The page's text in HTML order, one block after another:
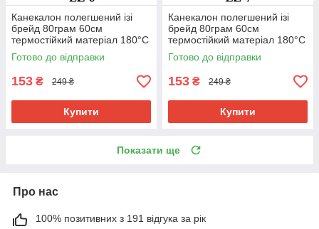
Канекалон полегшений ізі
брейд 80грам 60см
термостійкий матеріал 180°C
EZ-6 хвіст омбре Easy Braid
Готово до відправки
153 ₴ 249 ₴
Купити
Канекалон полегшений ізі
брейд 80грам 60см
термостійкий матеріал 180°C
EZ-7 хвіст омбре Easy Braid
Готово до відправки
153 ₴ 249 ₴
Купити
Показати ще
Про нас
100% позитивних з 191 відгука за рік